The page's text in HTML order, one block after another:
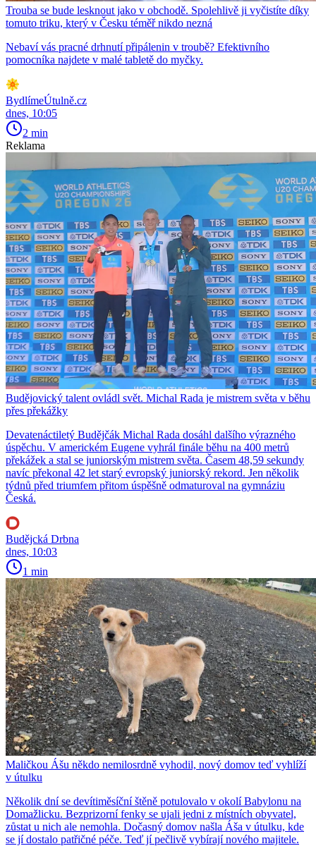
Trouba se bude lesknout jako v obchodě. Spolehlivě ji vyčistíte díky
tomuto triku, který v Česku téměř nikdo nezná
Nebaví vás pracné drhnutí připálenin v troubě? Efektivního
pomocníka najdete v malé tabletě do myčky.
BydlímeÚtulně.cz
dnes, 10:05
2 min
Reklama
Budějovický talent ovládl svět. Michal Rada je mistrem světa v běhu
přes překážky
Devatenáctiletý Budějčák Michal Rada dosáhl dalšího výrazného
úspěchu. V americkém Eugene vyhrál finále běhu na 400 metrů
překážek a stal se juniorským mistrem světa. Časem 48,59 sekundy
navíc překonal 42 let starý evropský juniorský rekord. Jen několik
týdnů před triumfem přitom úspěšně odmaturoval na gymnáziu
Česká.
Budějcká Drbna
dnes, 10:03
1 min
Maličkou Ášu někdo nemilosrdně vyhodil, nový domov teď vyhlíží
v útulku
Několik dní se devítiměsíční štěně potulovalo v okolí Babylonu na
Domažlicku. Bezprizorní fenky se ujali jedni z místních obyvatel,
zůstat u nich ale nemohla. Dočasný domov našla Áša v útulku, kde
se jí dostalo patřičné péče. Teď jí pečlivě vybírají nového majitele.